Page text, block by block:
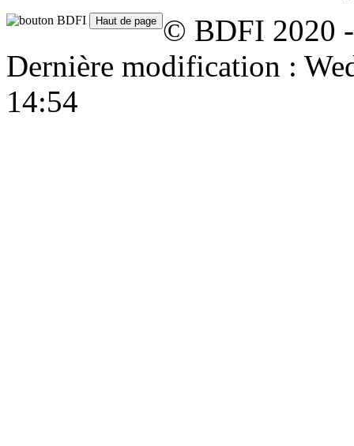
© BDFI 2020
Dernière modification :
14:54